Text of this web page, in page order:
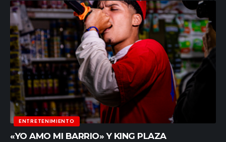
ENTRETENIMIENTO
«YO AMO MI BARRIO» Y KING PLAZA